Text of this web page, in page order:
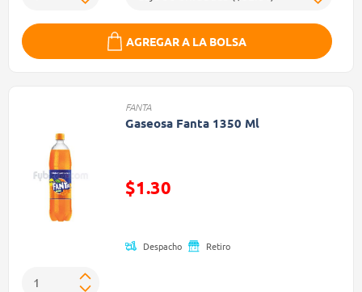
AGREGAR A LA BOLSA
FANTA
Gaseosa Fanta 1350 Ml
Precio reducido de
$1.30
Despacho Retiro